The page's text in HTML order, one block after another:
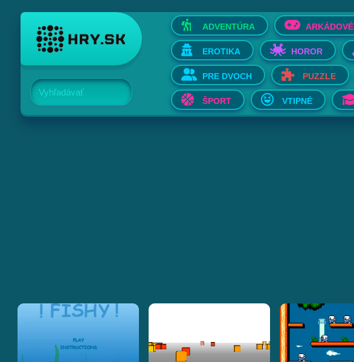
Vyhľadávať
ADVENTÚRA ARKÁDOVÉ
EROTIKA HOROR
PRE DVOCH PUZZLE
ŠPORT VTIPNÉ